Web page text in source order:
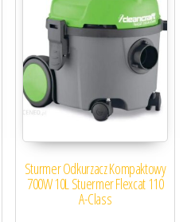
Sturmer Odkurzacz Kompaktowy
700W 10L Stuermer Flexcat 110
A-Class